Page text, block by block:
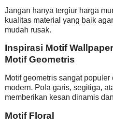
Jangan hanya tergiur harga
kualitas material yang baik
mudah rusak.
Inspirasi Motif
Motif Geometris
Motif geometris sangat
modern. Pola garis, segitiga,
memberikan kesan dinamis
Motif Floral